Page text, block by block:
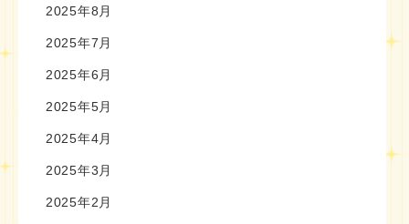
2025年8月
2025年7月
2025年6月
2025年5月
2025年4月
2025年3月
2025年2月